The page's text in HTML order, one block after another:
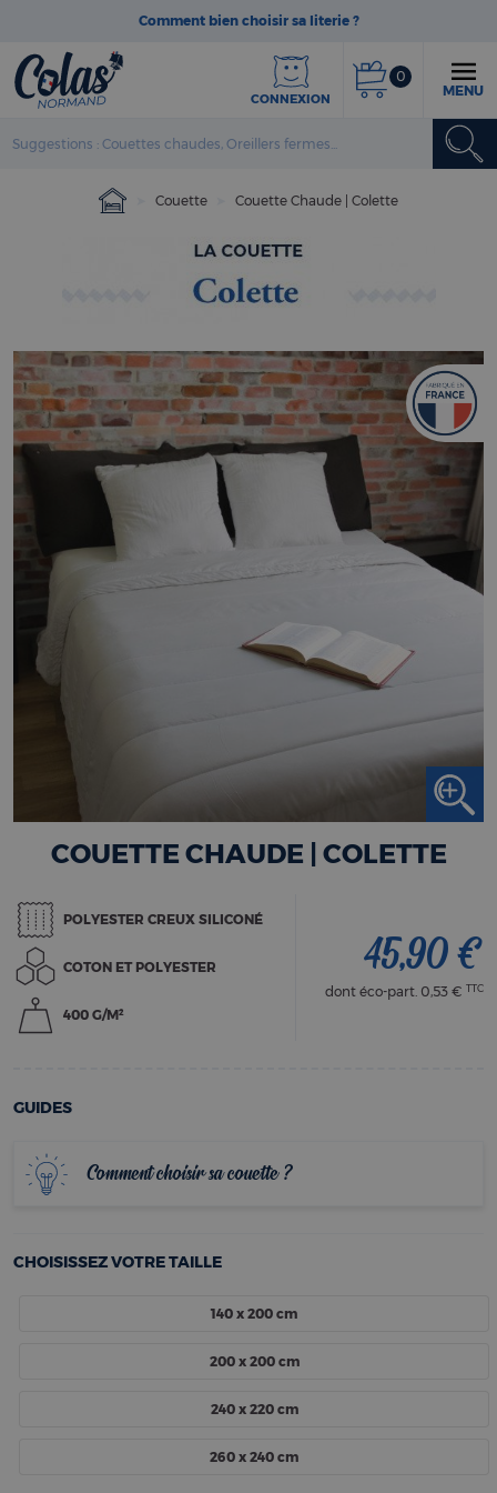
Comment bien choisir sa literie ?
CONNEXION
0
MENU
Couette Couette Chaude | Colette
COUETTE CHAUDE | COLETTE
POLYESTER CREUX SILICONÉ
COTON ET POLYESTER
400 G/M²
45,90 €
dont éco-part. 0,53 € TTC
GUIDES
Comment choisir sa couette ?
CHOISISSEZ VOTRE TAILLE
140 x 200 cm
200 x 200 cm
240 x 220 cm
260 x 240 cm